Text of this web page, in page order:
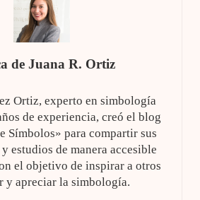
de Juana R. Ortiz
Ortiz, experto en simbología
de experiencia, creó el blog
Símbolos» para compartir sus
estudios de manera accesible
el objetivo de inspirar a otros
y apreciar la simbología.